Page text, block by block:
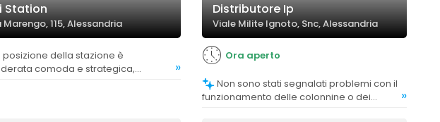
Station
Marengo, 115, Alessandria
comoda e strategica,
»
Distributore Ip
Viale Milite Ignoto, Snc, Alessandria
Ora aperto
Non sono stati segnalati problemi con il
funzionamento delle colonnine o dei
»